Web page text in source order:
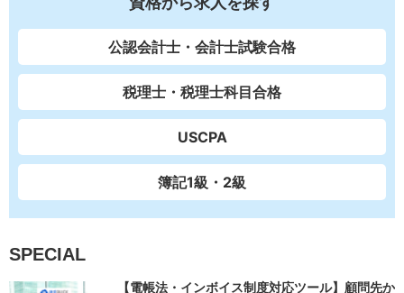
公認会計士・会計士試験合格
税理士・税理士科目合格
USCPA
簿記1級・2級
SPECIAL
【電帳法・インボイス制度対応ツール】顧問先か